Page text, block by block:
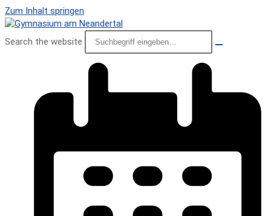
Zum Inhalt springen
Search the website